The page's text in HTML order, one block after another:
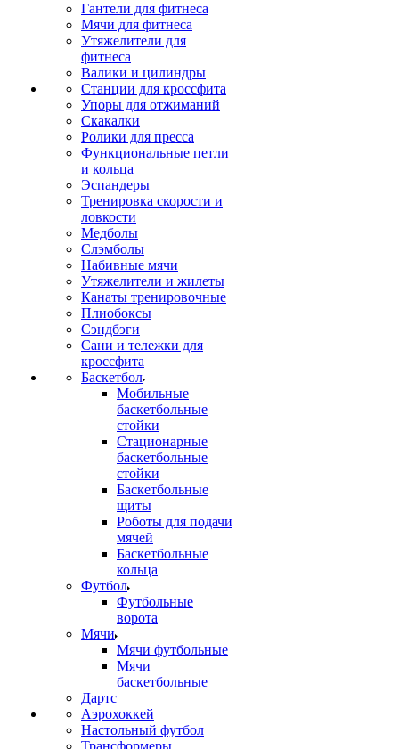
Гантели для фитнеса
Мячи для фитнеса
Утяжелители для
фитнеса
Валики и цилиндры
Станции для кроссфита
Упоры для отжиманий
Скакалки
Ролики для пресса
Функциональные петли
и кольца
Эспандеры
Тренировка скорости и
ловкости
Медболы
Слэмболы
Набивные мячи
Утяжелители и жилеты
Канаты тренировочные
Плиобоксы
Сэндбэги
Сани и тележки для
кроссфита
Баскетбол
Мобильные
баскетбольные
стойки
Стационарные
баскетбольные
стойки
Баскетбольные
щиты
Роботы для подачи
мячей
Баскетбольные
кольца
Футбол
Футбольные
ворота
Мячи
Мячи футбольные
Мячи
баскетбольные
Дартс
Аэрохоккей
Настольный футбол
Трансформеры